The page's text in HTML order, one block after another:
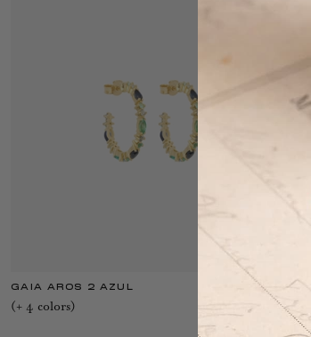
GAIA AROS 2 AZUL 2 295 €
(+ 4 colors)